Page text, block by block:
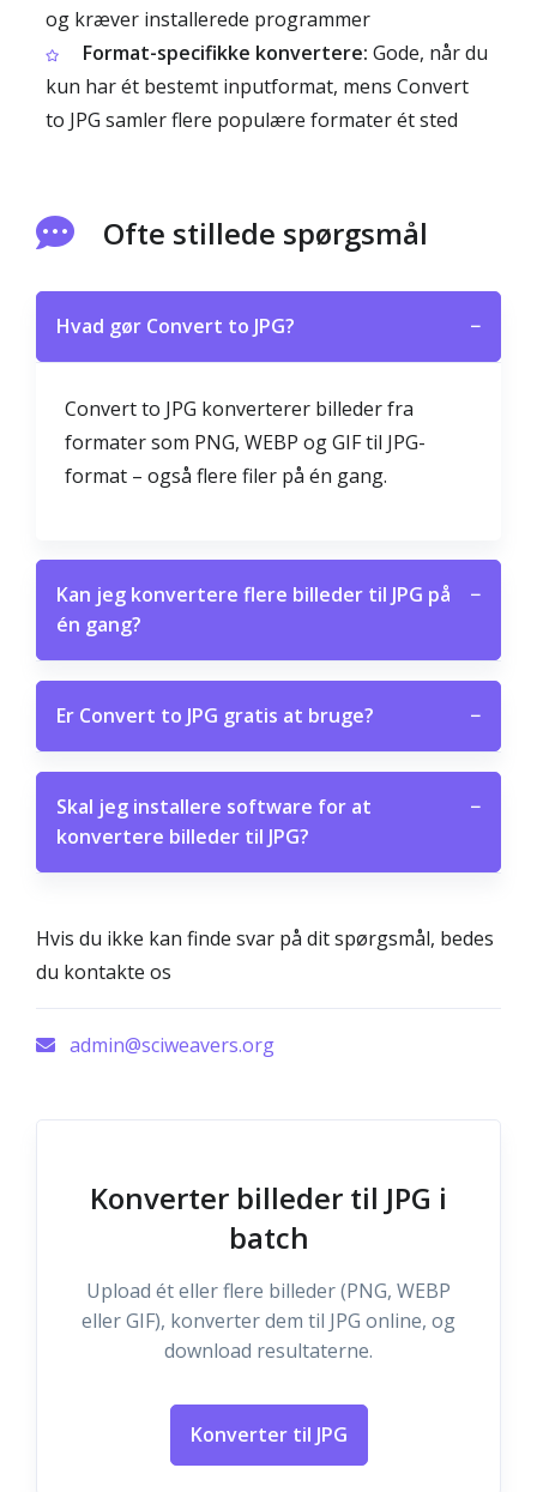
og kræver installerede programmer
Format-specifikke konvertere: Gode, når du
kun har ét bestemt inputformat, mens Convert
to JPG samler flere populære formater ét sted
Ofte stillede spørgsmål
Hvad gør Convert to JPG? −
Convert to JPG konverterer billeder fra
formater som PNG, WEBP og GIF til JPG-
format – også flere filer på én gang.
Kan jeg konvertere flere billeder til JPG på
én gang?
−
Er Convert to JPG gratis at bruge? −
Skal jeg installere software for at
konvertere billeder til JPG?
−
Hvis du ikke kan finde svar på dit spørgsmål, bedes
du kontakte os
admin@sciweavers.org
Konverter billeder til JPG i
batch
Upload ét eller flere billeder (PNG, WEBP
eller GIF), konverter dem til JPG online, og
download resultaterne.
Konverter til JPG